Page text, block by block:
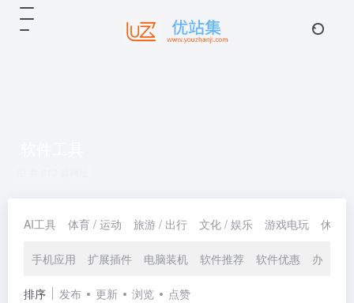
AI工具 体育 / 运动 旅游 / 出行 文化 / 娱乐 游戏电玩 休闲 /
手机应用 扩展插件 电脑装机 软件推荐 软件优惠 办公生
排序 发布 更新 浏览 点赞